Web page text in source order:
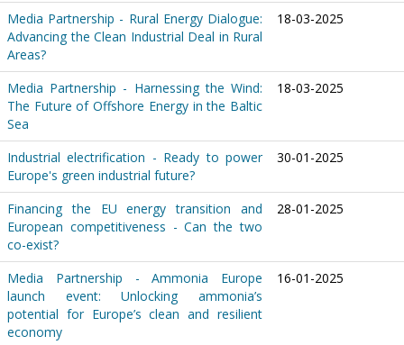
Media Partnership - Rural Energy Dialogue:
Advancing the Clean Industrial Deal in Rural
Areas?
18-03-2025
Media Partnership - Harnessing the Wind:
The Future of Offshore Energy in the Baltic
Sea
18-03-2025
Industrial electrification - Ready to power
Europe's green industrial future?
30-01-2025
Financing the EU energy transition and
European competitiveness - Can the two
co-exist?
28-01-2025
Media Partnership - Ammonia Europe
launch event: Unlocking ammonia’s
potential for Europe’s clean and resilient
economy
16-01-2025